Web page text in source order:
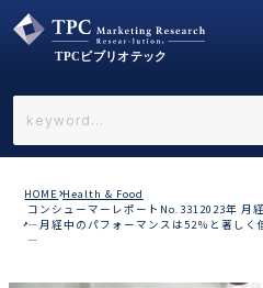
←戻る
HOME Health & Food
コンシューマーレポートNo.3312023年 月
―月経中のパフォーマンスは52％と著しく
―